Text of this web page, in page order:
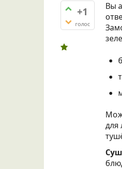
+1
голос
Вы
для